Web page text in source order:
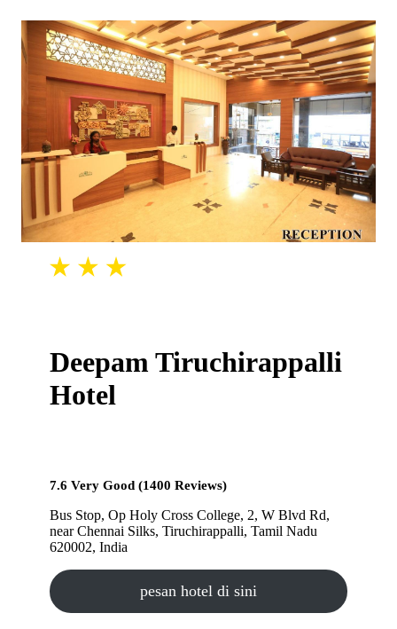
Deepam Tiruchirappalli
Hotel
7.6 Very Good (1400 Reviews)
Bus Stop, Op Holy Cross College, 2, W Blvd Rd,
near Chennai Silks, Tiruchirappalli, Tamil Nadu
620002, India
pesan hotel di sini